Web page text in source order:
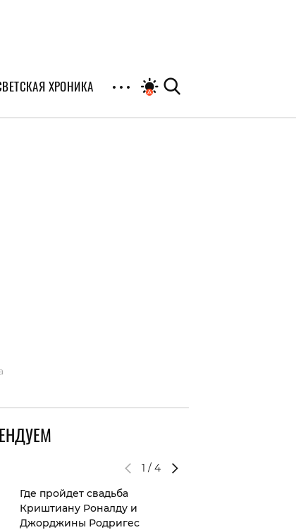
ХРОНИКА
1 /4
Где пройдет свадьба
Криштиану Роналду и
Джорджины Родригес